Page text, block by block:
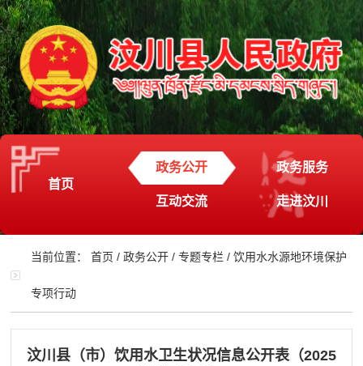
首页
政务公开 政务服务
互动交流 走进汶川
当前位置：首页 /政务公开 /专题专栏 /饮用水水源地环境保护
专项行动
汶川县（市）饮用水卫生状况信息公开表（2025